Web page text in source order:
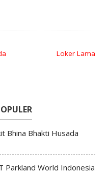
Loker Lama
Bhina Bhakti Husada
Parkland World Indonesia